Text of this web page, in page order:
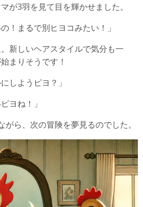
が3羽を見て目を輝かせました。
！まるで別ヒヨコみたい！」
新しいヘアスタイルで気分も一
まりそうです！
しようピヨ？」
ヨね！」
ら、次の冒険を夢見るのでした。